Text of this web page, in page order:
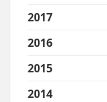
2017
2016
2015
2014